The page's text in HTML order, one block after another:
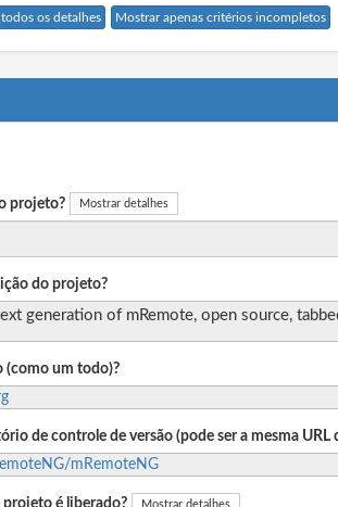
os detalhes Mostrar apenas critérios incompletos
projeto? Mostrar detalhes
do projeto?
generation of mRemote, open source,
(como um todo)?
de controle de versão (pode ser a mesma URL
mRemoteNG
projeto é liberado? Mostrar detalhes